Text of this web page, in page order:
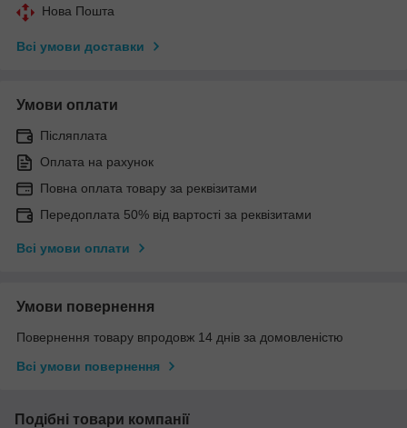
Нова Пошта
Всі умови доставки
Умови оплати
Післяплата
Оплата на рахунок
Повна оплата товару за реквізитами
Передоплата 50% від вартості за реквізитами
Всі умови оплати
Умови повернення
Повернення товару впродовж 14 днів за домовленістю
Всі умови повернення
Подібні товари компанії